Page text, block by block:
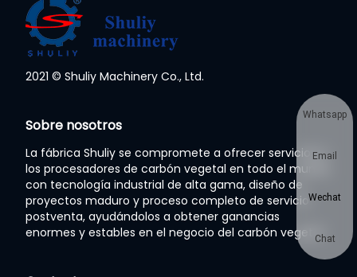
2021 © Shuliy Machinery Co., Ltd.
Sobre nosotros
La fábrica Shuliy se compromete a ofrecer servicios a
los procesadores de carbón vegetal en todo el mundo
con tecnología industrial de alta gama, diseño de
proyectos maduro y proceso completo de servicio
postventa, ayudándolos a obtener ganancias
enormes y estables en el negocio del carbón vegetal.
Whatsapp
Email
Wechat
Chat